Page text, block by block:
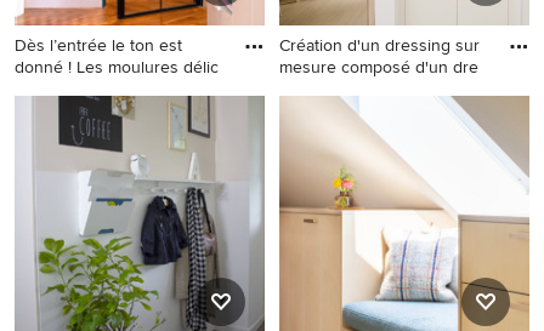
Dès l’entrée le ton est
donné ! Les moulures délic
Mittelgroßer Moderner
Eingang mit rosa Wandfarbe,
braunem Holzboden und
Tapetenwänden in Lyon
Création d'un dressing sur
mesure composé d'un dre
Großes Modernes Foyer mit
rosa Wandfarbe, Travertin,
Einzeltür und beigem Boden
in Paris